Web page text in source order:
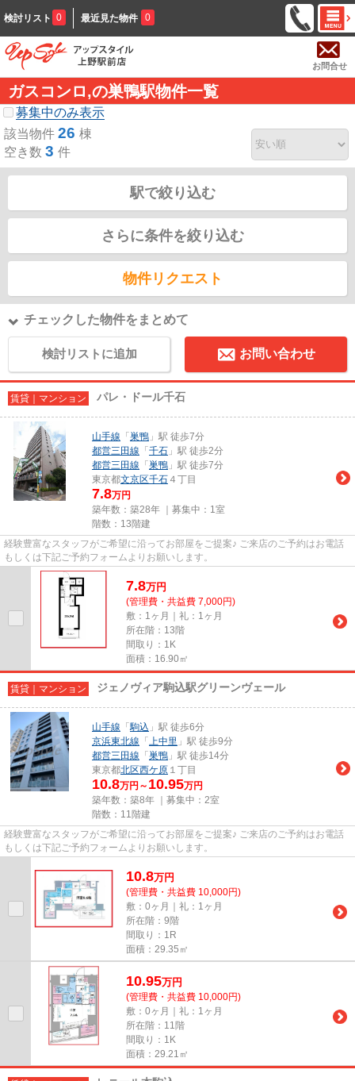
検討リスト 0 最近見た物件 0
お問合せ
ガスコンロ,の巣鴨駅物件一覧
募集中のみ表示
該当物件 26 棟
空き数 3 件
駅で絞り込む
さらに条件を絞り込む
物件リクエスト
チェックした物件をまとめて
検討リストに追加 お問い合わせ
賃貸｜マンション パレ・ドール千石
山手線 「 巣鴨 」駅 徒歩7分
都営三田線 「 千石 」駅 徒歩2分
都営三田線 「 巣鴨 」駅 徒歩7分
東京都文京区千石 ４丁目
7.8万円
築年数：築28年 ｜募集中： 1室
階数：13階建
経験豊富なスタッフがご希望に沿ってお部屋をご提案♪ ご来店のご予約はお電話
もしくは下記ご予約フォームよりお願いします。
7.8万円
(管理費・共益費 7,000円)
敷：1ヶ月｜礼：1ヶ月
所在階：13階
間取り：1K
面積：16.90㎡
賃貸｜マンション ジェノヴィア駒込駅グリーンヴェール
山手線 「駒込 」駅 徒歩6分
京浜東北線 「 上中里 」駅 徒歩9分
都営三田線 「 巣鴨 」駅 徒歩14分
東京都北区西ケ原 １丁目
10.8万円～ 10.95万円
築年数：築8年 ｜募集中： 2室
階数：11階建
経験豊富なスタッフがご希望に沿ってお部屋をご提案♪ ご来店のご予約はお電話
もしくは下記ご予約フォームよりお願いします。
10.8万円
(管理費・共益費 10,000円)
敷：0ヶ月｜礼：1ヶ月
所在階：9階
間取り：1R
面積：29.35㎡
10.95万円
(管理費・共益費 10,000円)
敷：0ヶ月｜礼：1ヶ月
所在階：11階
間取り：1K
面積：29.21㎡